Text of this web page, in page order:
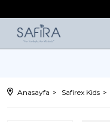
Anasayfa Safirex Kids